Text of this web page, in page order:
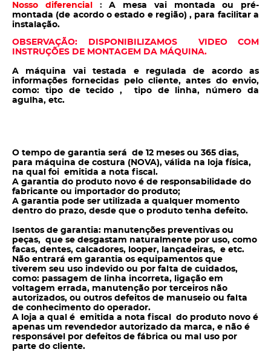
Nosso diferencial :A mesa vai montada ou pré-
montada (de acordo o estado e região) , para facilitar a
instalação.
OBSERVAÇÃO: DISPONIBILIZAMOS VIDEO COM
INSTRUÇÕES DE MONTAGEM DA MÁQUINA.
A máquina vai testada e regulada de acordo as
informações fornecidas pelo cliente, antes do envio,
como: tipo de tecido , tipo de linha, número da
agulha, etc.
O tempo de garantia será de 12 meses ou 365 dias,
para máquina de costura (NOVA), válida na loja física,
na qual foi emitida a nota fiscal.
A garantia do produto novo é de responsabilidade do
fabricante ou importador do produto;
A garantia pode ser utilizada a qualquer momento
dentro do prazo, desde que o produto tenha defeito.
Isentos de garantia: manutenções preventivas ou
peças, que se desgastam naturalmente por uso, como
facas, dentes, calcadores, looper, lançadeiras, e etc.
Não entrará em garantia os equipamentos que
tiverem seu uso indevido ou por falta de cuidados,
como: passagem de linha incorreta, ligação em
voltagem errada, manutenção por terceiros não
autorizados, ou outros defeitos de manuseio ou falta
de conhecimento do operador.
A loja a qual é emitida a nota fiscal do produto novo é
apenas um revendedor autorizado da marca, e não é
responsável por defeitos de fábrica ou mal uso por
parte do cliente.